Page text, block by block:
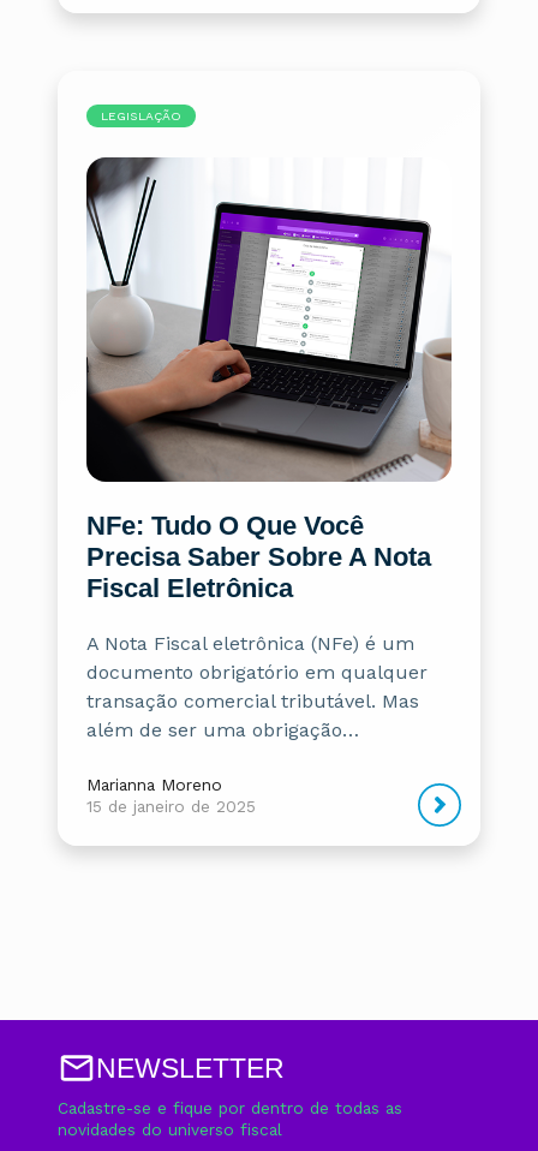
LEGISLAÇÃO
NFe: Tudo O Que Você
Precisa Saber Sobre A Nota
Fiscal Eletrônica
A Nota Fiscal eletrônica (NFe) é um
documento obrigatório em qualquer
transação comercial tributável. Mas
além de ser uma obrigação…
Marianna Moreno
15 de janeiro de 2025
NEWSLETTER
Cadastre-se e fique por dentro de todas as
novidades do universo fiscal